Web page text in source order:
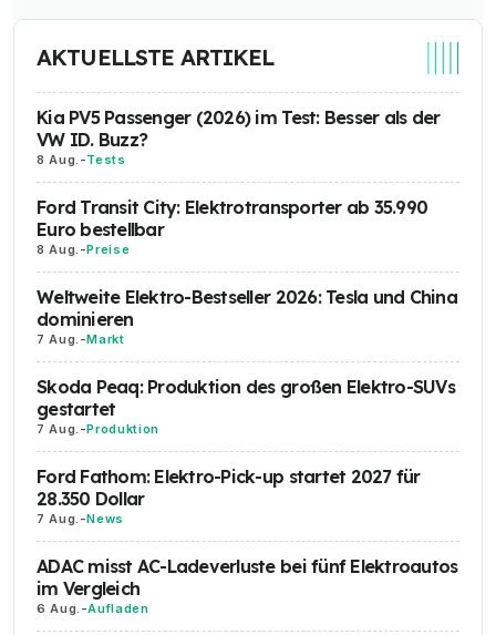
AKTUELLSTE ARTIKEL
Kia PV5 Passenger (2026) im Test: Besser als der
VW ID. Buzz?
8 Aug. -Tests
Ford Transit City: Elektrotransporter ab 35.990
Euro bestellbar
8 Aug. -Preise
Weltweite Elektro-Bestseller 2026: Tesla und China
dominieren
7 Aug. -Markt
Skoda Peaq: Produktion des großen Elektro-SUVs
gestartet
7 Aug. -Produktion
Ford Fathom: Elektro-Pick-up startet 2027 für
28.350 Dollar
7 Aug. -News
ADAC misst AC-Ladeverluste bei fünf Elektroautos
im Vergleich
6 Aug. -Aufladen